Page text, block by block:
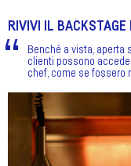
RIVIVI IL
Benché a vista, aperta
clienti possono
chef, come se fossero